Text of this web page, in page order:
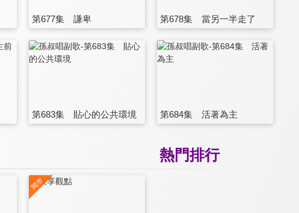
第677集 謙卑 第678集 當另一半走了
第683集 貼心的公共環境 第684集 活著為主
熱門排行